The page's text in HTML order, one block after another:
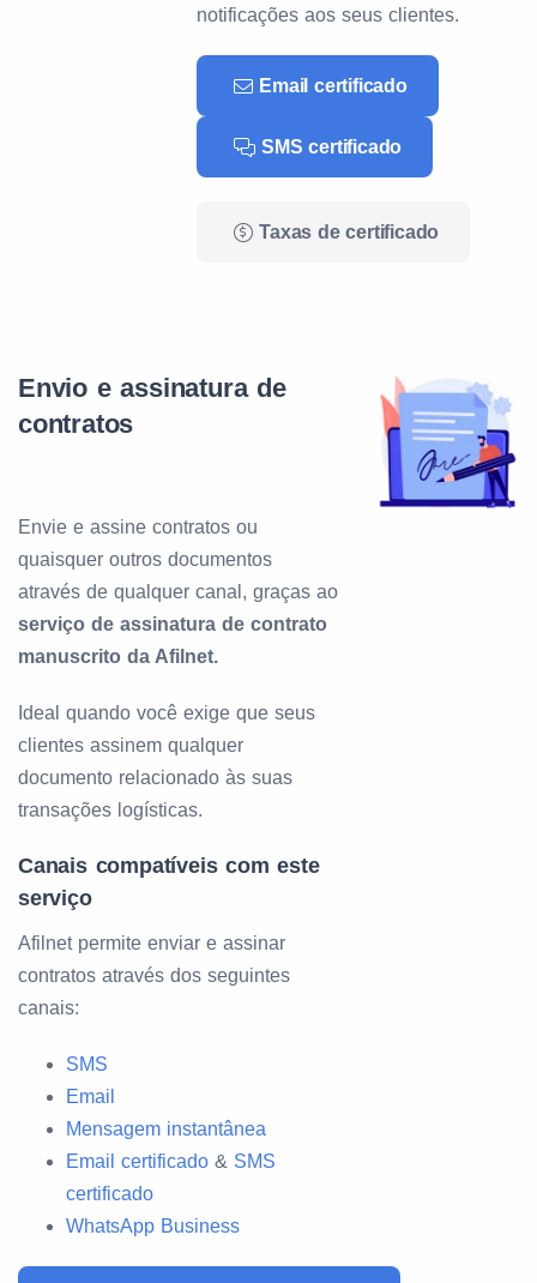
notificações aos seus clientes.
Email certificado
SMS certificado
Taxas de certificado
Envio e assinatura de
contratos
Envie e assine contratos ou
quaisquer outros documentos
através de qualquer canal, graças ao
serviço de assinatura de contrato
manuscrito da Afilnet.
Ideal quando você exige que seus
clientes assinem qualquer
documento relacionado às suas
transações logísticas.
Canais compatíveis com este
serviço
Afilnet permite enviar e assinar
contratos através dos seguintes
canais:
SMS
Email
Mensagem instantânea
Email certificado & SMS
certificado
WhatsApp Business